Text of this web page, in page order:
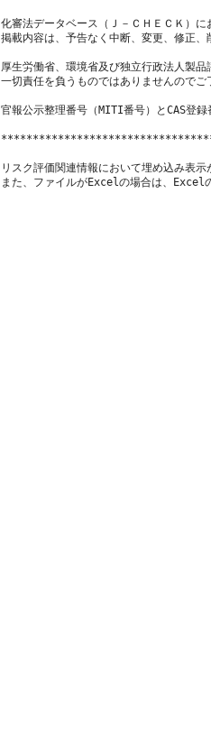
化審法データベース（Ｊ－ＣＨＥＣＫ）
掲載内容は、予告なく中断、変更、修正
厚生労働省、環境省及び独立行政法人製
一切責任を負うものではありませんのでご
官報公示整理番号（MITI番号）とCAS登
リスク評価関連情報において埋め込み表
また、ファイルがExcelの場合は、Excel